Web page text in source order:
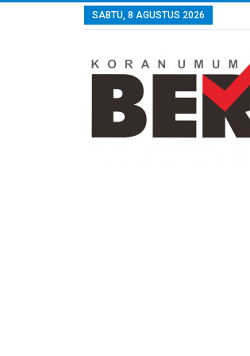
SABTU, 8 AGUSTUS 2026